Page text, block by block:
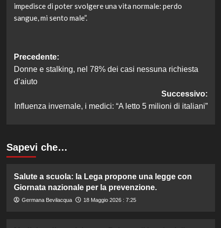
impedisce di poter svolgere una vita normale: perdo
sangue, mi sento male”.
Navigazione
articolo
Precedente:
Donne e stalking, nel 78% dei casi nessuna richiesta
d’aiuto
Successivo:
Influenza invernale, i medici: “A letto 5 milioni di italiani”
Sapevi che…
Salute a scuola: la Lega propone una legge con
Giornata nazionale per la prevenzione.
Germana Bevilacqua 18 Maggio 2026 : 7:25